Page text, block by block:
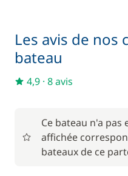
Les avis de nos
bateau
4,9 · 8 avis
Ce bateau n'a pas
affichée
bateaux de ce